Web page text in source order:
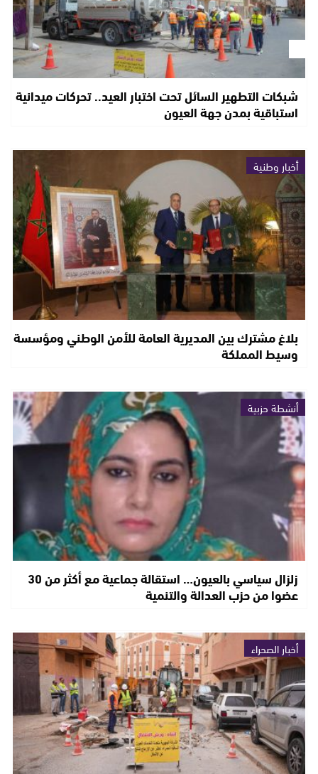
شبكات التطهير السائل تحت اختبار العيد.. تحركات ميدانية
استباقية بمدن جهة العيون
أخبار وطنية
بلاغ مشترك بين المديرية العامة للأمن الوطني ومؤسسة
وسيط المملكة
أنشطة حزبية
زلزال سياسي بالعيون… استقالة جماعية مع أكثر من 30
عضوا من حزب العدالة والتنمية
أخبار الصحراء